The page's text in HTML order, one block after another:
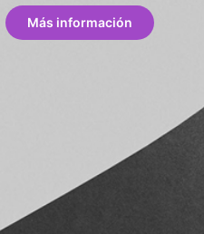
Más información